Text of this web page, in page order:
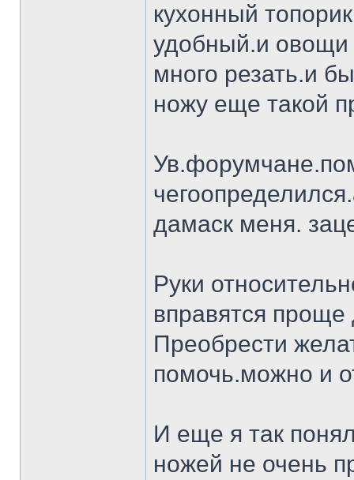
кухонный
удобный.и овощи
много резать.и
ножу еще такой
дамаск меня.
Руки
вправятся
Преобрести
помочь.можно и
И еще я так
ножей не очень